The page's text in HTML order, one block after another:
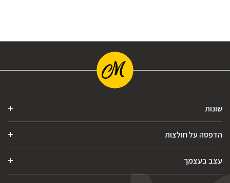
שונות
הדפסה על חולצות
עצב בעצמך